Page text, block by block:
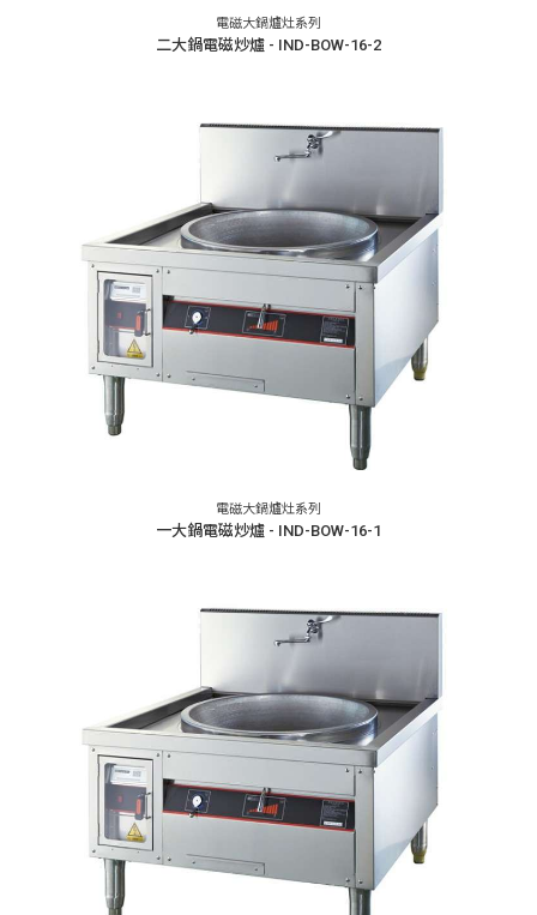
電磁大鍋爐灶系列
二大鍋電磁炒爐 - IND-BOW-16-2
電磁大鍋爐灶系列
一大鍋電磁炒爐 - IND-BOW-16-1